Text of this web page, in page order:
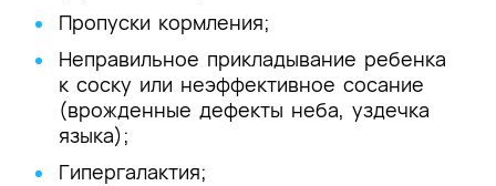
Пропуски кормления;
Неправильное прикладывание ребенка
к соску или неэффективное сосание
(врожденные дефекты неба, уздечка
языка);
Гипергалактия;